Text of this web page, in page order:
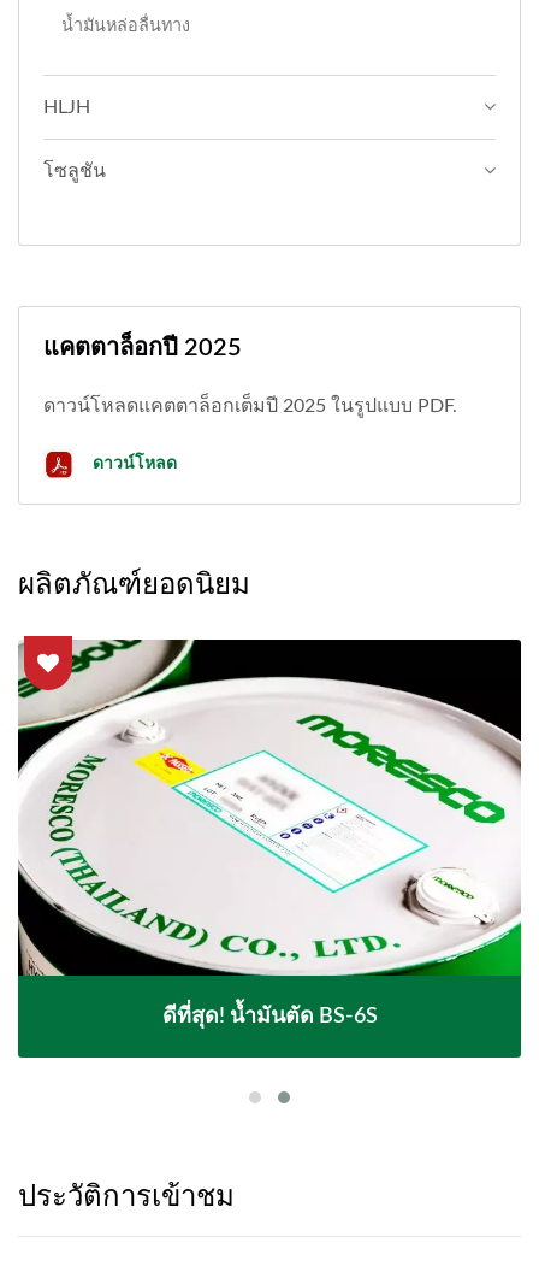
น้ำมันหล่อลื่นทาง
HLJH
โซลูชัน
แคตตาล็อกปี 2025
ดาวน์โหลดแคตตาล็อกเต็มปี 2025 ในรูปแบบ PDF.
ดาวน์โหลด
ผลิตภัณฑ์ยอดนิยม
ดีที่สุด! น้ำมันตัด BS-6S
ประวัติการเข้าชม